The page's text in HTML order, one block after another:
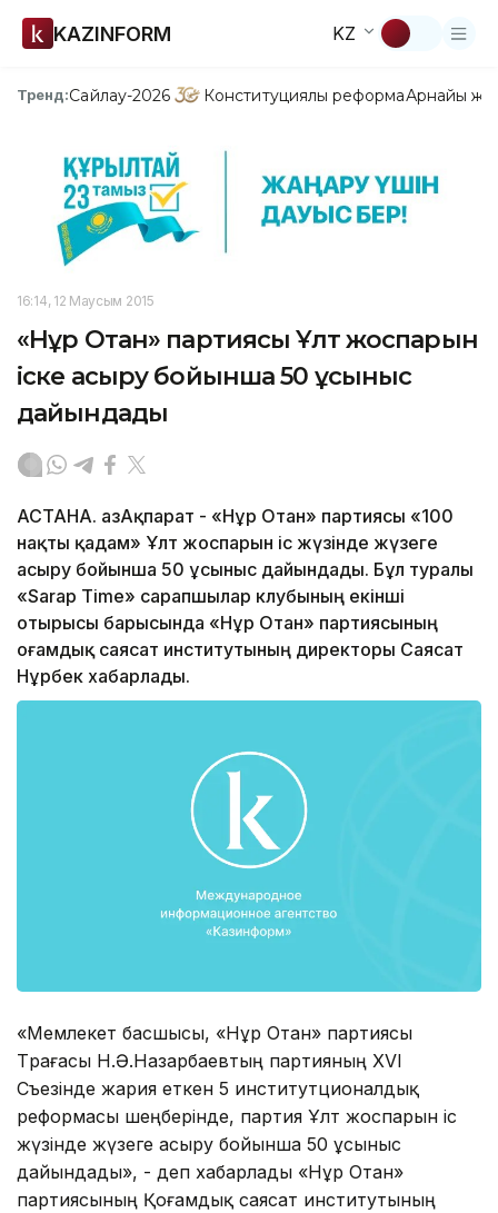
KAZINFORM KZ
Тренд:Сайлау-2026 Конституциялық реформаАрнайы
16:14, 12 Маусым 2015
«Нұр Отан» партиясы Ұлт жоспарын
іске асыру бойынша 50 ұсыныс
дайындады
АСТАНА. ҚазАқпарат - «Нұр Отан» партиясы «100
нақты қадам» Ұлт жоспарын іс жүзінде жүзеге
асыру бойынша 50 ұсыныс дайындады. Бұл туралы
«Sarap Time» сарапшылар клубының екінші
отырысы барысында «Нұр Отан» партиясының
Қоғамдық саясат институтының директоры Саясат
Нұрбек хабарлады.
«Мемлекет басшысы, «Нұр Отан» партиясы
Төрағасы Н.Ә.Назарбаевтың партияның XVI
Съезінде жария еткен 5 институтционалдық
реформасы шеңберінде, партия Ұлт жоспарын іс
жүзінде жүзеге асыру бойынша 50 ұсыныс
дайындады», - деп хабарлады «Нұр Отан»
партиясының Қоғамдық саясат институтының